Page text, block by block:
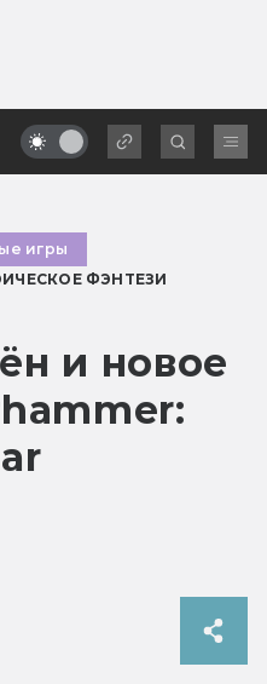
игры
ФЭНТЕЗИ
и новое